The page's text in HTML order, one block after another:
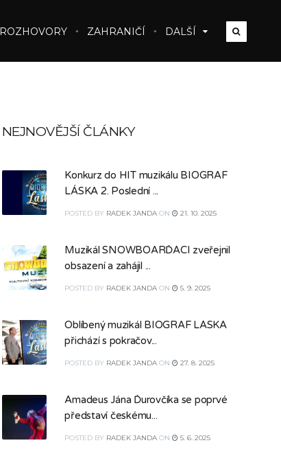
ROZHOVORY ZAHRANIČÍ DALŠÍ
NEJNOVĚJŠÍ ČLÁNKY
Konkurz do HIT muzikálu BIOGRAF
LÁSKA 2. Poslední ...
POSTED BY RADEK JANDA ON 21. 10. 2025
Muzikál SNOWBOARĎÁCI zveřejnil
obsazení a zahájil ...
POSTED BY RADEK JANDA ON 5. 9. 2025
Oblíbený muzikál BIOGRAF LÁSKA
přichází s pokračov...
POSTED BY RADEK JANDA ON 27. 8. 2025
Amadeus Jána Ďurovčíka se poprvé
představí českému...
POSTED BY RADEK JANDA ON 5. 6. 2025